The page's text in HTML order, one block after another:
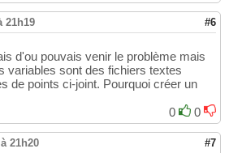
21h19 #6
d'ou pouvais venir le problème mais
variables sont des fichiers textes
de points ci-joint. Pourquoi créer un
0
0
21h20 #7